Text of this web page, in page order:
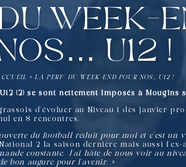
week-
U12 !
»LA PERF’ DU WEEK-END POUR NOS… U12 !
(2) se sont nettement imposés à Mougins
d’évoluer au Niveau 1 dès janvier
en 8 rencontres.
du football réduit pour moi et c’est un
2 la saison dernière mais aussi
constante. J’ai hâte de nous voir au
bon augure pour l’avenir. »